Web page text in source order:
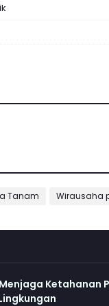
Tanam Wirausaha
Ketahanan